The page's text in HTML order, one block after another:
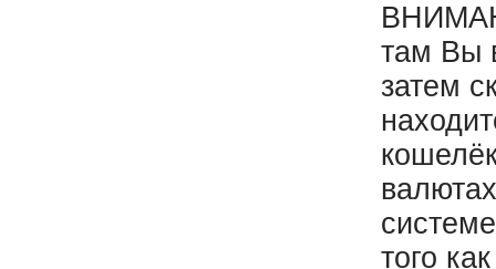
там Вы
затем
того